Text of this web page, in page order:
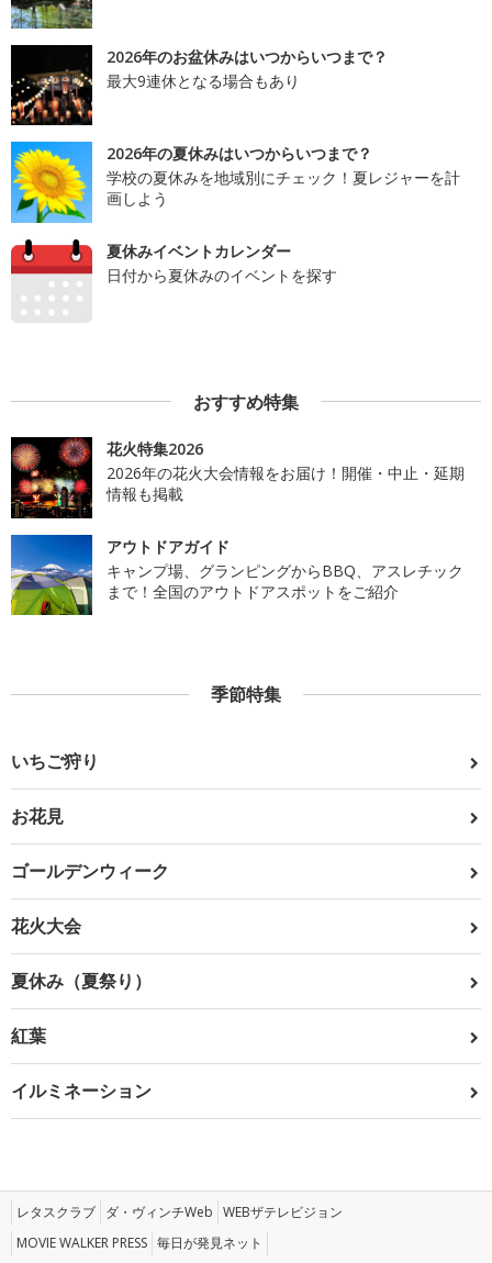
2026年のお盆休みはいつからいつまで？
最大9連休となる場合もあり
2026年の夏休みはいつからいつまで？
学校の夏休みを地域別にチェック！夏レジャーを計
画しよう
夏休みイベントカレンダー
日付から夏休みのイベントを探す
おすすめ特集
花火特集2026
2026年の花火大会情報をお届け！開催・中止・延期
情報も掲載
アウトドアガイド
キャンプ場、グランピングからBBQ、アスレチック
まで！全国のアウトドアスポットをご紹介
季節特集
いちご狩り
お花見
ゴールデンウィーク
花火大会
夏休み（夏祭り）
紅葉
イルミネーション
レタスクラブ ダ・ヴィンチWeb WEBザテレビジョン
MOVIE WALKER PRESS 毎日が発見ネット